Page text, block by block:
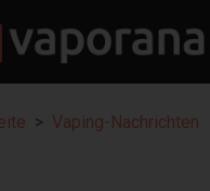
Vaping-Nachrichten